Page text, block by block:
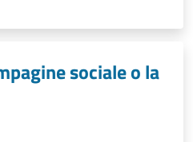
sociale o la